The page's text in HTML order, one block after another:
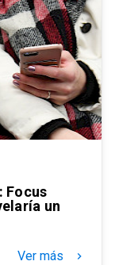
Focus
un
Ver más keyboard_arrow_right